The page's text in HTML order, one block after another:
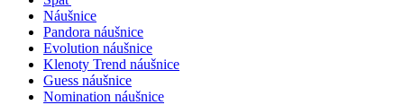
Náušnice
Pandora náušnice
Evolution náušnice
Klenoty Trend náušnice
Guess náušnice
Nomination náušnice